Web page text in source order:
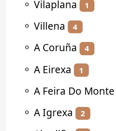
⚬ Vilaplana 1
⚬ Villena 4
⚬ A Coruña 4
⚬ A Eirexa 1
⚬ A Feira Do Monte
⚬ A Igrexa 2